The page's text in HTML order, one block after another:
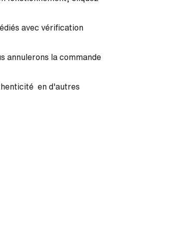
avec vérification
annulerons la commande
en d'autres